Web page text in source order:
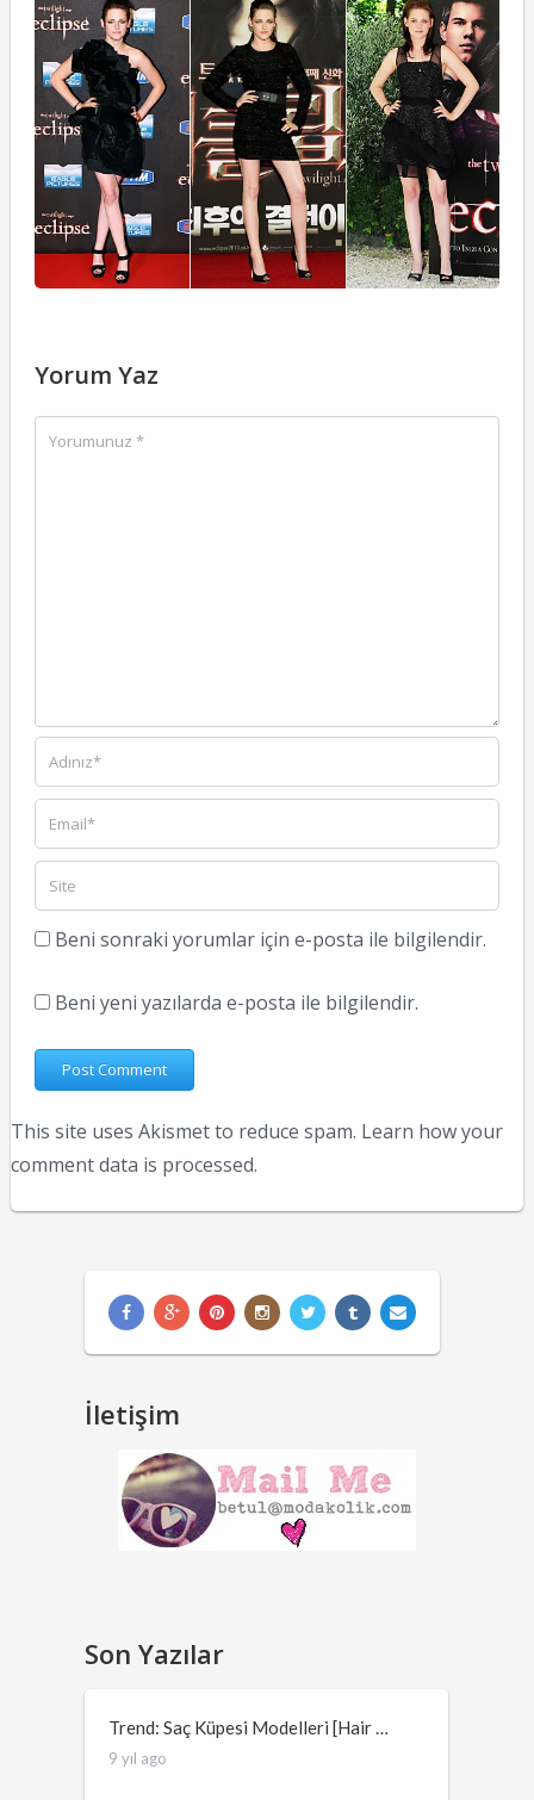
Yorum Yaz
Beni sonraki yorumlar için e-posta ile bilgilendir.
Beni yeni yazılarda e-posta ile bilgilendir.
This site uses Akismet to reduce spam. Learn how your
comment data is processed.
İletişim
Son Yazılar
Trend: Saç Küpesi Modelleri [Hair …
9 yıl ago